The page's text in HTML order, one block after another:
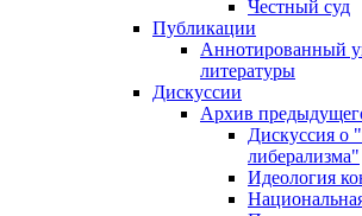
Честный суд
Публикации
Аннотированный
литературы
Дискуссии
Архив
Дискуссия о
либерализма"
Идеология